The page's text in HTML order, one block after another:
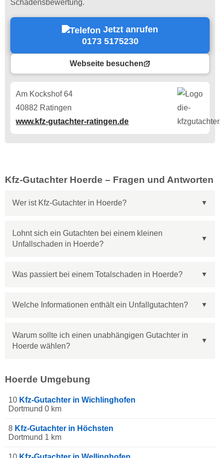
Schadensbewertung.
Jetzt anrufen
0173 5175230
Webseite besuchen
Am Kockshof 64
40882 Ratingen
www.kfz-gutachter-ratingen.de
Kfz-Gutachter Hoerde – Fragen und Antworten
Wer ist Kfz-Gutachter in Hoerde?
Lohnt sich ein Gutachten bei einem kleinen
Unfallschaden in Hoerde?
Was passiert bei einem Totalschaden in Hoerde?
Welche Informationen enthält ein Unfallgutachten?
Warum sollte ich einen unabhängigen Gutachter in
Hoerde wählen?
Hoerde Umgebung
10 Kfz-Gutachter in Wichlinghofen
Dortmund 0 km
8 Kfz-Gutachter in Höchsten
Dortmund 1 km